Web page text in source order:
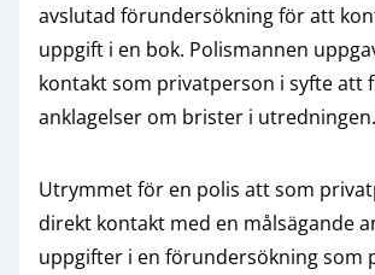
avslutad förundersökning för att
uppgift i en bok. Polismannen
kontakt som privatperson i syfte att
anklagelser om brister i utredningen.
Utrymmet för en polis att som
direkt kontakt med en målsägande
uppgifter i en förundersökning som